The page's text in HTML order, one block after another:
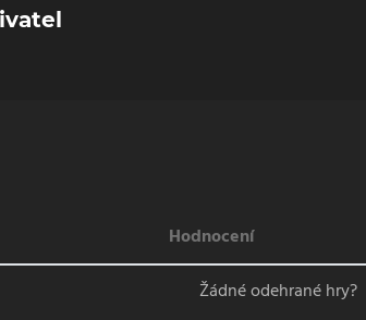
Hodnocení
Žádné odehrané hry?